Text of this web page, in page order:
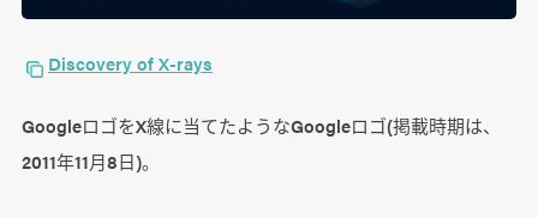
Discovery of X-rays
GoogleロゴをX線に当てたようなGoogleロゴ(掲載時期は、
2011年11月8日)。